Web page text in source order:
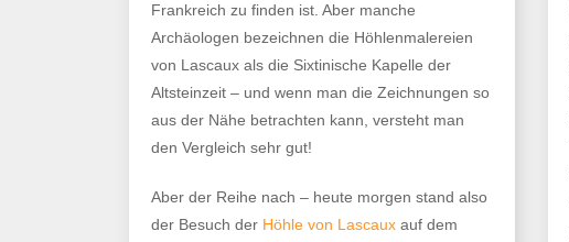
Frankreich zu finden ist. Aber manche
Archäologen bezeichnen die Höhlenmalereien
von Lascaux als die Sixtinische Kapelle der
Altsteinzeit – und wenn man die Zeichnungen so
aus der Nähe betrachten kann, versteht man
den Vergleich sehr gut!
Aber der Reihe nach – heute morgen stand also
der Besuch der Höhle von Lascaux auf dem